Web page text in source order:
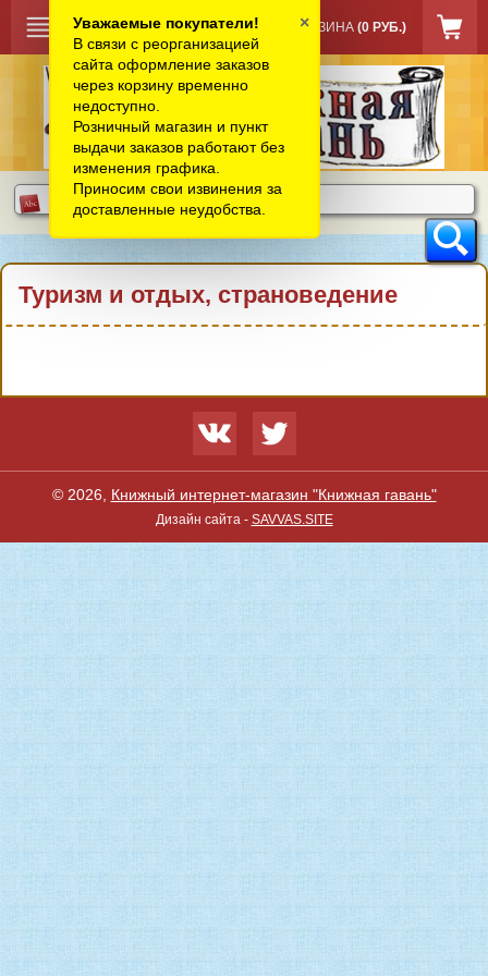
КОРЗИНА (0 РУБ.)
Туризм и отдых, страноведение
© 2026, Книжный интернет-магазин "Книжная гавань"
Дизайн сайта - SAVVAS.SITE
Уважаемые покупатели!
В связи с реорганизацией
сайта оформление заказов
через корзину временно
недоступно.
Розничный магазин и пункт
выдачи заказов работают без
изменения графика.
Приносим свои извинения за
доставленные неудобства.
×